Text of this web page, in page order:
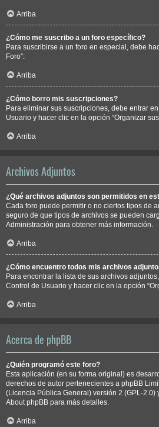
Arriba
¿Cómo me suscribo a un foro específico?
Para suscribirse a un foro en especial, debe
Foro”.
Arriba
¿Cómo borro mis suscripciones?
Para eliminar sus suscripciones, debe entrar
Usuario y hacer clic en la opción “Organizar
Arriba
Archivos Adjuntos
¿Qué archivos adjuntos son permitidos en
Cada foro puede permitir o no ciertos tipos de
seguro de que tipos de archivos se pueden
Administración para obtener más información.
Arriba
¿Cómo encuentro todos mis archivos
Para encontrar la lista de sus archivos
Control de Usuario y hacer clic en la opción
Arriba
Acerca de phpBB
¿Quién programó este foro?
Esta aplicación (en su forma original) es
derechos de autor pertenecientes a phpBB
(Licencia Pública General) versión 2 (GPL-2.0)
About phpBB para más detalles.
Arriba